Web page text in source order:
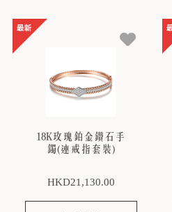
18K玫瑰鉑金鑽石手
鐲(連戒指套裝)
HKD21,130.00